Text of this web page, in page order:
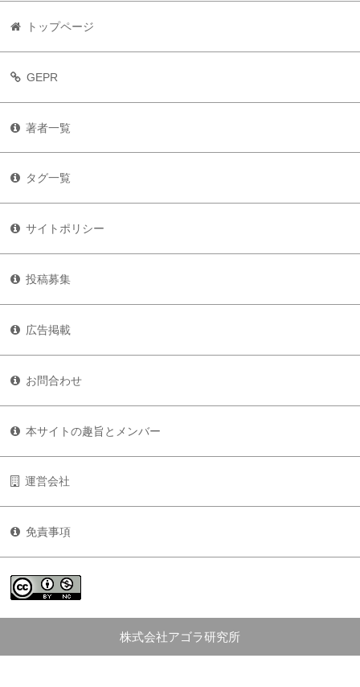
トップページ
GEPR
著者一覧
タグ一覧
サイトポリシー
投稿募集
広告掲載
お問合わせ
本サイトの趣旨とメンバー
運営会社
免責事項
株式会社アゴラ研究所